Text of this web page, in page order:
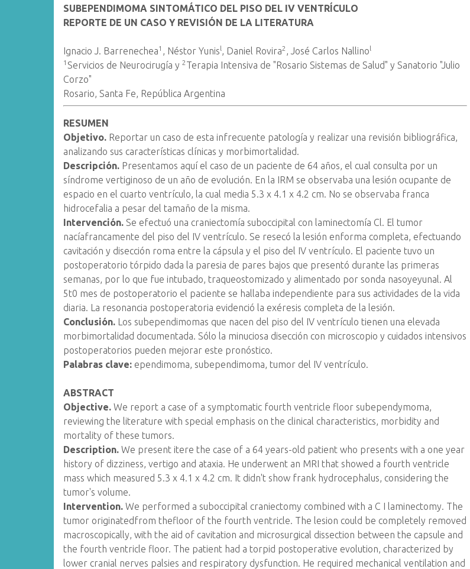
SUBEPENDIMOMA SINTOMÁTICO DEL PISO DEL IV VENTRÍCULO
REPORTE DE UN CASO Y REVISIÓN DE LA LITERATURA
Ignacio J. Barrenechea1 , Néstor Yunisl, Daniel Rovira2 , José Carlos Nallinol
1 Servicios de Neurocirugía y2 Terapia Intensiva de "Rosario Sistemas de Salud" y Sanatorio "Julio
Corzo"
Rosario, Santa Fe, República Argentina
RESUMEN
Objetivo. Reportar un caso de esta infrecuente patología y realizar una revisión bibliográfica,
analizando sus características clínicas y morbimortalidad.
Descripción. Presentamos aquí el caso de un paciente de 64 años, el cual consulta por un
síndrome vertiginoso de un año de evolución. En la IRM se observaba una lesión ocupante de
espacio en el cuarto ventrículo, la cual media 5.3 x 4.1 x 4.2 cm. No se observaba franca
hidrocefalia a pesar del tamaño de la misma.
Intervención. Se efectuó una craniectomía suboccipital con laminectomía Cl. El tumor
nacíafrancamente del piso del IV ventrículo. Se resecó la lesión enforma completa, efectuando
cavitación y disección roma entre la cápsula y el piso del IV ventrículo. El paciente tuvo un
postoperatorio tórpido dada la paresia de pares bajos que presentó durante las primeras
semanas, por lo que fue intubado, traqueostomizado y alimentado por sonda nasoyeyunal. Al
5t0 mes de postoperatorio el paciente se hallaba independiente para sus actividades de la vida
diaria. La resonancia postoperatoria evidenció la exéresis completa de la lesión.
Conclusión. Los subependimomas que nacen del piso del IV ventrículo tienen una elevada
morbimortalidad documentada. Sólo la minuciosa disección con microscopio y cuidados intensivos
postoperatorios pueden mejorar este pronóstico.
Palabras clave: ependimoma, subependimoma, tumor del IV ventrículo.
ABSTRACT
Objective. We report a case of a symptomatic fourth ventricle floor subependymoma,
reviewing the literature with special emphasis on the clinical characteristics, morbidity and
mortality of these tumors.
Description.We present itere the case of a 64 years-old patient who presents with a one year
history of dizziness, vertigo and ataxia. He underwent an MRI that showed a fourth ventricle
mass which measured 5.3 x 4.1 x 4.2 cm. It didn't show frank hydrocephalus, considering the
tumor's volume.
Intervention. We performed a suboccipital craniectomy combined with a C I laminectomy. The
tumor originatedfrom thefloor of the fourth ventricle. The lesion could be completely removed
macroscopically, with the aid of cavitation and microsurgical dissection between the capsule and
the fourth ventricle floor. The patient had a torpid postoperative evolution, characterized by
lower cranial nerves palsies and respiratory dysfunction. He required mechanical ventilation and